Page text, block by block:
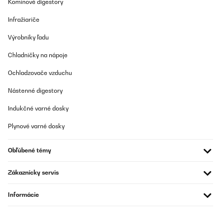
Amazon user
Preložiť
Ein sehr schönes und leistungsstarke Gerät
Amazon-Benutzer
Preložiť
in package however the connector was not damaged/broken.
Komínové digestory
Infražiariče
Výrobníky ľadu
Chladničky na nápoje
Ochladzovače vzduchu
Nástenné digestory
Indukčné varné dosky
Plynové varné dosky
Obľúbené témy
Zákaznícky servis
Informácie